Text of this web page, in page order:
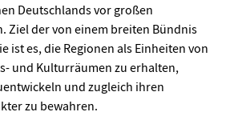
Deutschlands vor großen
Ziel der von einem breiten Bündnis
ist es, die Regionen als Einheiten von
und Kulturräumen zu erhalten,
und zugleich ihren
zu bewahren.